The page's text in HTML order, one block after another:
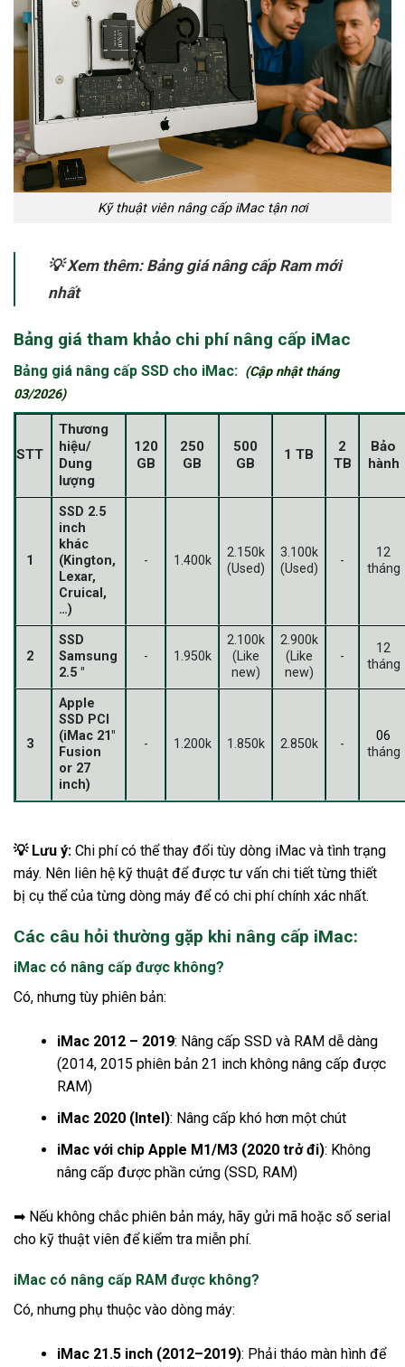
Kỹ thuật viên nâng cấp iMac tận nơi
💡 Xem thêm: Bảng giá nâng cấp Ram mới
nhất
Bảng giá tham khảo chi phí nâng cấp iMac
Bảng giá nâng cấp SSD cho iMac: (Cập nhật tháng
03/2026)
STT
Thương
hiệu/
Dung
lượng
120
GB
250
GB
500
GB
1 TB
2
TB
Bảo
hành
1
SSD 2.5
inch
khác
(Kington,
Lexar,
Cruical,
…)
- 1.400k
2.150k
(Used)
3.100k
(Used)
-
12
tháng
2
SSD
Samsung
2.5 "
- 1.950k
2.100k
(Like
new)
2.900k
(Like
new)
-
12
tháng
3
Apple
SSD PCI
(iMac 21"
Fusion
or 27
inch)
- 1.200k 1.850k 2.850k -
06
tháng
💡 Lưu ý: Chi phí có thể thay đổi tùy dòng iMac và tình trạng
máy. Nên liên hệ kỹ thuật để được tư vấn chi tiết từng thiết
bị cụ thể của từng dòng máy để có chi phí chính xác nhất.
Các câu hỏi thường gặp khi nâng cấp iMac:
iMac có nâng cấp được không?
Có, nhưng tùy phiên bản:
iMac 2012 – 2019: Nâng cấp SSD và RAM dễ dàng
(2014, 2015 phiên bản 21 inch không nâng cấp được
RAM)
iMac 2020 (Intel): Nâng cấp khó hơn một chút
iMac với chip Apple M1/M3 (2020 trở đi): Không
nâng cấp được phần cứng (SSD, RAM)
➡ Nếu không chắc phiên bản máy, hãy gửi mã hoặc số serial
cho kỹ thuật viên để kiểm tra miễn phí.
iMac có nâng cấp RAM được không?
Có, nhưng phụ thuộc vào dòng máy:
iMac 21.5 inch (2012–2019): Phải tháo màn hình để